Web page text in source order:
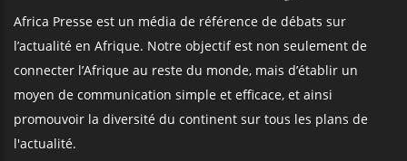
Africa Presse est un média de référence de débats sur
l’actualité en Afrique. Notre objectif est non seulement de
connecter l’Afrique au reste du monde, mais d’établir un
moyen de communication simple et efficace, et ainsi
promouvoir la diversité du continent sur tous les plans de
l'actualité.